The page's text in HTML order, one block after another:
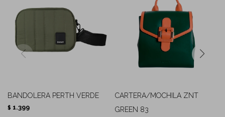
BANDOLERA PERTH VERDE
$ 1.399
CARTERA/MOCHILA ZNT
GREEN 83